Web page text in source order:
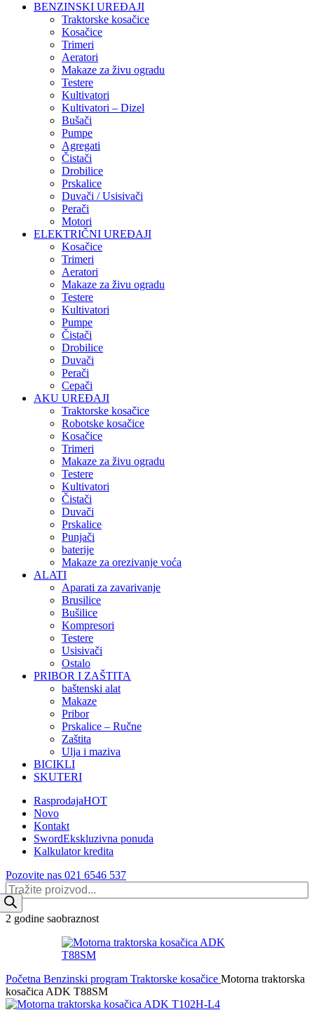
BENZINSKI UREĐAJI
Traktorske kosačice
Kosačice
Trimeri
Aeratori
Makaze za živu ogradu
Testere
Kultivatori
Kultivatori – Dizel
Bušači
Pumpe
Agregati
Čistači
Drobilice
Prskalice
Duvači / Usisivači
Perači
Motori
ELEKTRIČNI UREĐAJI
Kosačice
Trimeri
Aeratori
Makaze za živu ogradu
Testere
Kultivatori
Pumpe
Čistači
Drobilice
Duvači
Perači
Cepači
AKU UREĐAJI
Traktorske kosačice
Robotske kosačice
Kosačice
Trimeri
Makaze za živu ogradu
Testere
Kultivatori
Čistači
Duvači
Prskalice
Punjači
baterije
Makaze za orezivanje voća
ALATI
Aparati za zavarivanje
Brusilice
Bušilice
Kompresori
Testere
Usisivači
Ostalo
PRIBOR I ZAŠTITA
baštenski alat
Makaze
Pribor
Prskalice – Ručne
Zaštita
Ulja i maziva
BICIKLI
SKUTERI
RasprodajaHOT
Novo
Kontakt
SwordEkskluzivna ponuda
Kalkulator kredita
Pozovite nas 021 6546 537
Products
search
2 godine saobraznost
Početna Benzinski program Traktorske kosačice Motorna traktorska
kosačica ADK T88SM